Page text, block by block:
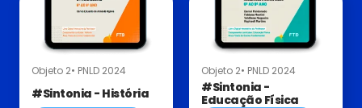
Objeto 2• PNLD 2024
#Sintonia - História
Objeto 2• PNLD 2024
#Sintonia -
Educação Física